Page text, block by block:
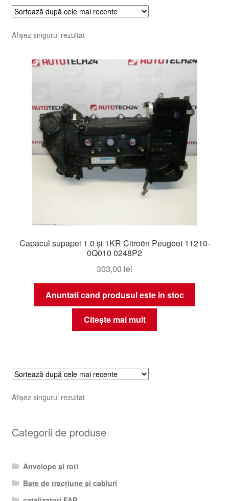
Afișez singurul rezultat
Capacul supapei 1.0 și 1KR Citroën Peugeot 11210-
0Q010 0248P2
303,00 lei
Anuntati cand produsul este in stoc
Citește mai mult
Afișez singurul rezultat
Categorii de produse
Anvelope și roți
Bare de tracțiune și cabluri